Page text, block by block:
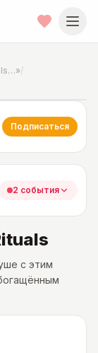
/
Подписаться
2 события
с этим